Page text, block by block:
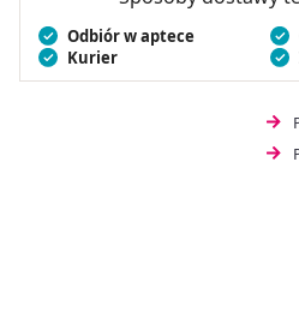
rozcieńczania.
Odbiór w aptece
Kurier